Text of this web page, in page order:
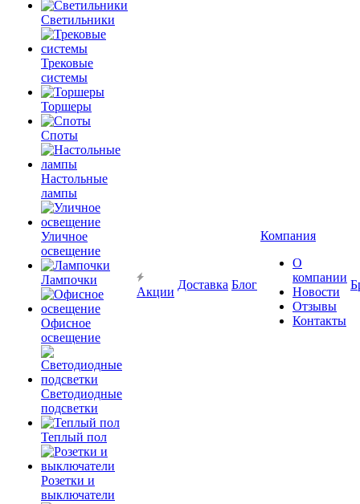
Светильники
Трековые
системы
Торшеры
Споты
Настольные
лампы
Уличное
освещение
Лампочки
Офисное
освещение
Светодиодные
подсветки
Теплый пол
Розетки и
выключатели
Акции
Доставка Блог
Компания
О
компании
Новости
Отзывы
Контакты